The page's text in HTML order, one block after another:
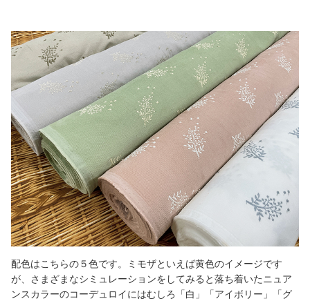
配色はこちらの５色です。ミモザといえば黄色のイメージです
が、さまざまなシミュレーションをしてみると落ち着いたニュア
ンスカラーのコーデュロイにはむしろ「白」「アイボリー」「グ